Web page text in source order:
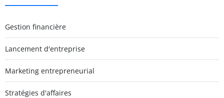
Gestion financière
Lancement d'entreprise
Marketing entrepreneurial
Stratégies d'affaires